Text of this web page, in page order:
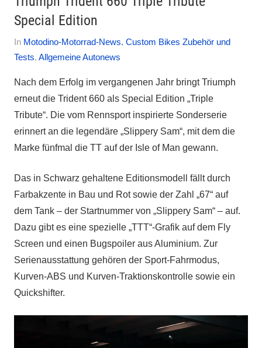
Special Edition
Am
29.
2025
Von
Autofreak
In Motodino-Motorrad-News. Custom Bikes Zubehör und
Tests, Allgemeine Autonews
Nach dem Erfolg im vergangenen Jahr bringt Triumph
erneut die Trident 660 als Special Edition „Triple
Tribute“. Die vom Rennsport inspirierte Sonderserie
erinnert an die legendäre „Slippery Sam“, mit dem die
Marke fünfmal die TT auf der Isle of Man gewann.
Das in Schwarz gehaltene Editionsmodell fällt durch
Farbakzente in Bau und Rot sowie der Zahl „67“ auf
dem Tank – der Startnummer von „Slippery Sam“ – auf.
Dazu gibt es eine spezielle „TTT“-Grafik auf dem Fly
Screen und einen Bugspoiler aus Aluminium. Zur
Serienausstattung gehören der Sport-Fahrmodus,
Kurven-ABS und Kurven-Traktionskontrolle sowie ein
Quickshifter.